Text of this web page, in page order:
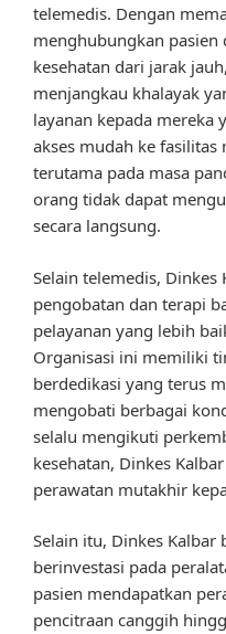
telemedis. Dengan
menghubungkan pasien
kesehatan dari jarak
menjangkau khalayak
layanan kepada
akses mudah ke
terutama pada masa
orang tidak dapat
secara langsung.
Selain telemedis,
pengobatan dan terapi
pelayanan yang lebih
Organisasi ini memiliki
berdedikasi yang terus
mengobati berbagai
selalu mengikuti
kesehatan, Dinkes
perawatan mutakhir
Selain itu, Dinkes
berinvestasi pada
pasien mendapatkan
pencitraan canggih